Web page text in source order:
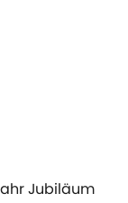
Jubiläum